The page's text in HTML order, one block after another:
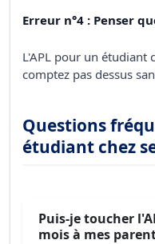
Erreur n°4 : Penser
L'APL pour un étudiant
comptez pas dessus
Questions
étudiant chez
Puis-je toucher
mois à mes